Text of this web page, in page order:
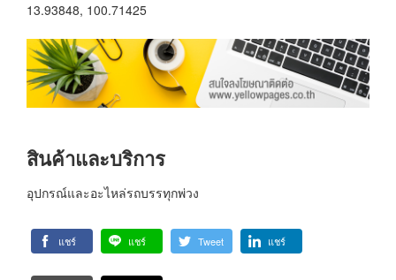
13.93848, 100.71425
สินค้าและบริการ
อุปกรณ์และอะไหล่รถบรรทุกพ่วง
แชร์ แชร์ Tweet แชร์